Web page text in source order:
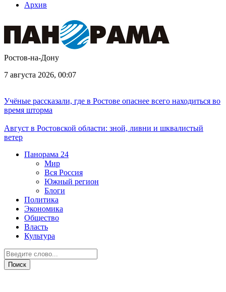
Архив
Ростов-на-Дону
7 августа 2026, 00:07
Учёные рассказали, где в Ростове опаснее всего находиться во
время шторма
Август в Ростовской области: зной, ливни и шквалистый
ветер
Панорама 24
Мир
Вся Россия
Южный регион
Блоги
Политика
Экономика
Общество
Власть
Культура